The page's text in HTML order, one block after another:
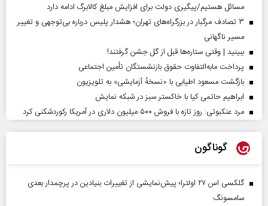
مسائل هستیم/پیگیری دولت برای افزایش مبلغ کالابرگ ادامه دارد
۳ تصادف مرگبار در بزرگراه‌های تهران؛ هشدار پلیس درباره بی‌توجهی و تغییر
مسیر ناگهانی
ببینید | وقتی ستاره‌ها قبل از گل جشن گرفتند!
پرداخت مابه‌التفاوت حقوق بازنشستگان تأمین اجتماعی
بازگشت مسعود اطیابی با «نسخهٔ آزمایشی» به تلویزیون
ابراهیم حاتمی کیا با خاکستر سبز در شبکه نمایش
مرد عنکبوتی: روز تازه با فروش ۵۰۰ میلیون دلاری در آمریکا رکوردشکنی کرد
گوناگون
گلکسی اس ۲۷ اولترا؛ پیش‌نمایشی از تغییرات بنیادین در پرچمدار بعدی
سامسونگ